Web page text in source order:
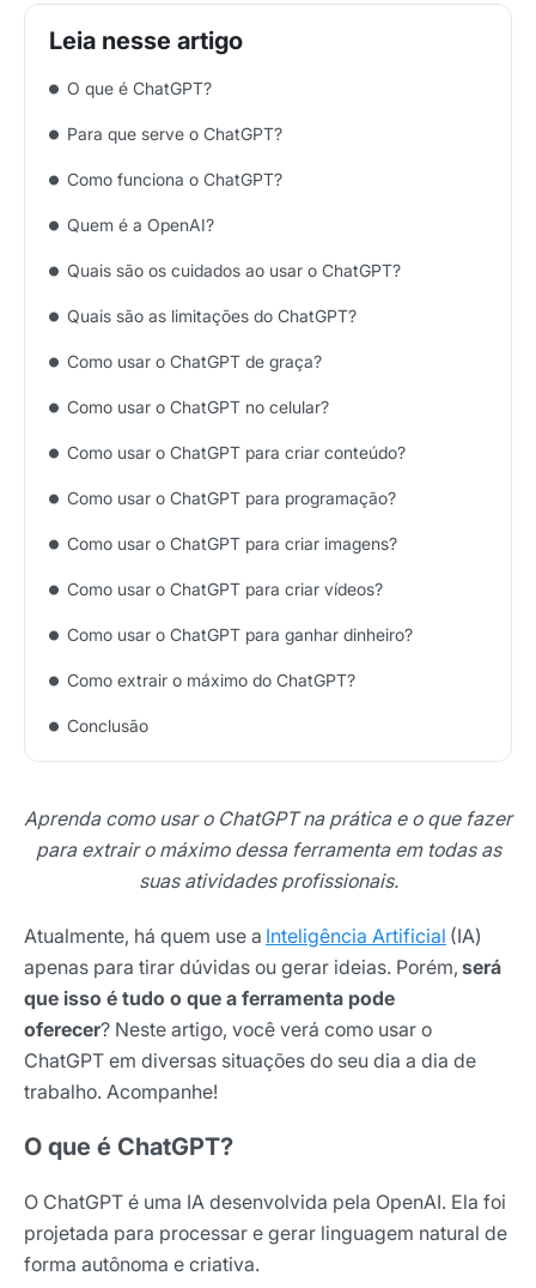
O que é ChatGPT?
Para que serve o ChatGPT?
Como funciona o ChatGPT?
Quem é a OpenAI?
Quais são os cuidados ao usar o ChatGPT?
Quais são as limitações do ChatGPT?
Como usar o ChatGPT de graça?
Como usar o ChatGPT no celular?
Como usar o ChatGPT para criar conteúdo?
Como usar o ChatGPT para programação?
Como usar o ChatGPT para criar imagens?
Como usar o ChatGPT para criar vídeos?
Como usar o ChatGPT para ganhar dinheiro?
Como extrair o máximo do ChatGPT?
Conclusão
Aprenda como usar o ChatGPT na prática e o que fazer
para extrair o máximo dessa ferramenta em todas as
suas atividades profissionais.
Atualmente, há quem use a Inteligência Artificial (IA)
apenas para tirar dúvidas ou gerar ideias. Porém, será
que isso é tudo o que a ferramenta pode
oferecer? Neste artigo, você verá como usar o
ChatGPT em diversas situações do seu dia a dia de
trabalho. Acompanhe!
O que é ChatGPT?
O ChatGPT é uma IA desenvolvida pela OpenAI. Ela foi
projetada para processar e gerar linguagem natural de
forma autônoma e criativa.